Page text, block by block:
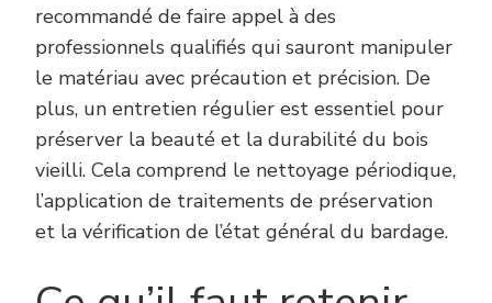
recommandé de faire appel à des
professionnels qualifiés qui sauront manipuler
le matériau avec précaution et précision. De
plus, un entretien régulier est essentiel pour
préserver la beauté et la durabilité du bois
vieilli. Cela comprend le nettoyage périodique,
l’application de traitements de préservation
et la vérification de l’état général du bardage.